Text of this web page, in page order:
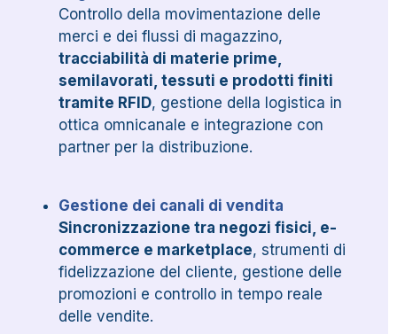
Controllo della movimentazione delle
merci e dei flussi di magazzino,
tracciabilità di materie prime,
semilavorati, tessuti e prodotti finiti
tramite RFID, gestione della logistica in
ottica omnicanale e integrazione con
partner per la distribuzione.
Gestione dei canali di vendita
Sincronizzazione tra negozi fisici, e-
commerce e marketplace, strumenti di
fidelizzazione del cliente, gestione delle
promozioni e controllo in tempo reale
delle vendite.